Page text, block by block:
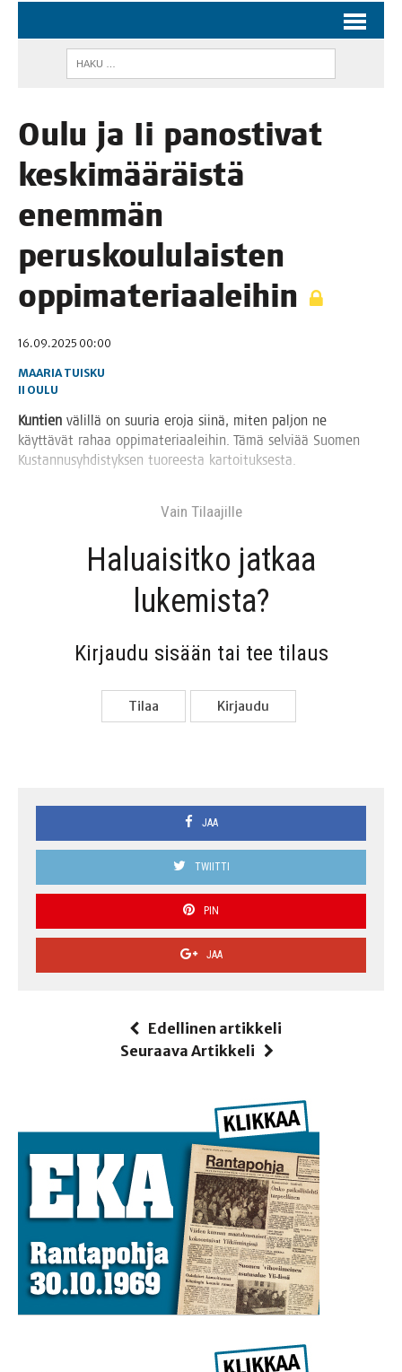
Oulu ja Ii panos­ti­vat
kes­ki­mää­räis­tä
enem­män
perus­kou­lu­lais­ten
oppimateriaaleihin
16.09.2025 00:00
MAARIA TUISKU
II OULU
Kun­tien välil­lä on suu­ria ero­ja sii­nä, miten pal­jon ne
käyt­tä­vät rahaa oppi­ma­te­ri­aa­lei­hin. Tämä sel­vi­ää Suo­men
Kus­tan­nusyh­dis­tyk­sen tuo­rees­ta kartoituksesta.
Vain Tilaa­jil­le
Haluai­sit­ko jat­kaa
lukemista?
Kir­jau­du sisään tai tee tilaus
Tilaa Kir­jau­du
JAA
TWIITTI
PIN
JAA
Edellinen artikkeli
Seuraava Artikkeli